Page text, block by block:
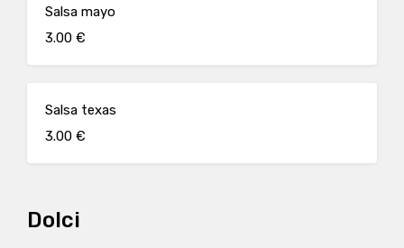
Salsa mayo
3.00 €
Salsa texas
3.00 €
Dolci